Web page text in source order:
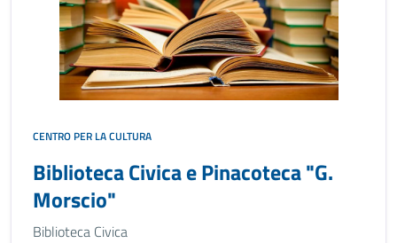
CENTRO PER LA CULTURA
Biblioteca Civica e Pinacoteca "G.
Morscio"
Biblioteca Civica